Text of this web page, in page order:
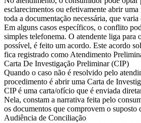
esclarecimentos ou efetivamente abrir
toda a documentação necessária, que
Em alguns casos específicos, o conflito
simples telefonema. O atendente liga para
possível, é feito um acordo. Este acordo
fica registrado como Atendimento
Carta De Investigação Preliminar (CIP)
Quando o caso não é resolvido pelo
procedimento é abrir uma Carta de
CIP é uma carta/ofício que é enviada
Nela, constam a narrativa feita pelo
os documentos que comprovem o suposto
Audiência de Conciliação